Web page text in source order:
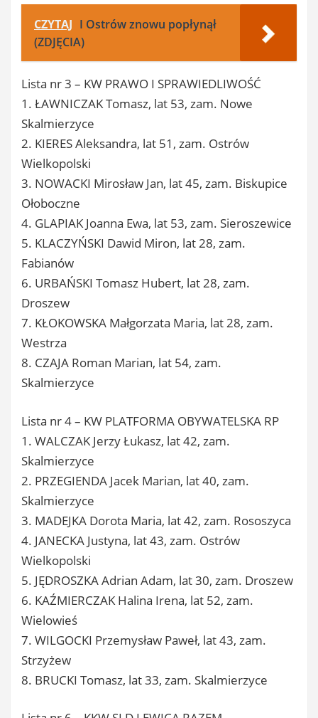
CZYTAJ I Ostrów znowu popłynął
(ZDJĘCIA)
Lista nr 3 – KW PRAWO I SPRAWIEDLIWOŚĆ
1. ŁAWNICZAK Tomasz, lat 53, zam. Nowe
Skalmierzyce
2. KIERES Aleksandra, lat 51, zam. Ostrów
Wielkopolski
3. NOWACKI Mirosław Jan, lat 45, zam. Biskupice
Ołoboczne
4. GLAPIAK Joanna Ewa, lat 53, zam. Sieroszewice
5. KLACZYŃSKI Dawid Miron, lat 28, zam.
Fabianów
6. URBAŃSKI Tomasz Hubert, lat 28, zam.
Droszew
7. KŁOKOWSKA Małgorzata Maria, lat 28, zam.
Westrza
8. CZAJA Roman Marian, lat 54, zam.
Skalmierzyce
Lista nr 4 – KW PLATFORMA OBYWATELSKA RP
1. WALCZAK Jerzy Łukasz, lat 42, zam.
Skalmierzyce
2. PRZEGIENDA Jacek Marian, lat 40, zam.
Skalmierzyce
3. MADEJKA Dorota Maria, lat 42, zam. Rososzyca
4. JANECKA Justyna, lat 43, zam. Ostrów
Wielkopolski
5. JĘDROSZKA Adrian Adam, lat 30, zam. Droszew
6. KAŹMIERCZAK Halina Irena, lat 52, zam.
Wielowieś
7. WILGOCKI Przemysław Paweł, lat 43, zam.
Strzyżew
8. BRUCKI Tomasz, lat 33, zam. Skalmierzyce